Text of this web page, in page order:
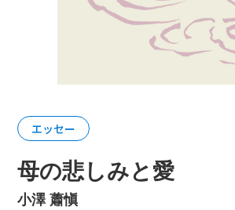
エッセー
母の悲しみと愛
小澤 蕭愼